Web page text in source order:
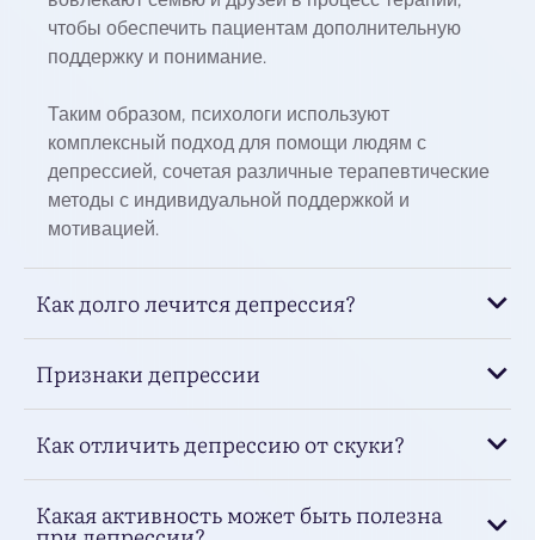
чтобы обеспечить пациентам дополнительную
поддержку и понимание.
Таким образом, психологи используют
комплексный подход для помощи людям с
депрессией, сочетая различные терапевтические
методы с индивидуальной поддержкой и
мотивацией.
Как долго лечится депрессия?
Признаки депрессии
Как отличить депрессию от скуки?
Какая активность может быть полезна